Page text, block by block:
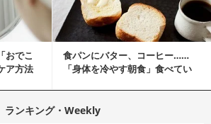
おでこ
ア方法
食パンにバター、コーヒー……
「身体を冷やす朝食」食べてい
ランキング・Weekly